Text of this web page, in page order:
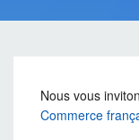
Nous vous
Commerce